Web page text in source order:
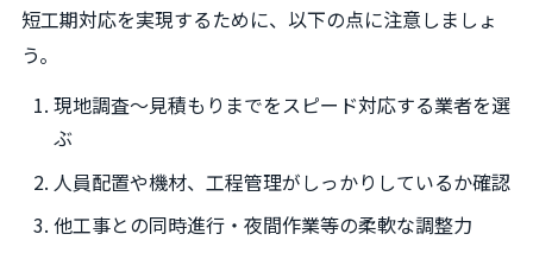
短工期対応を実現するために、以下の点に注意しましょ
う。
現地調査～見積もりまでをスピード対応する業者を選
ぶ
人員配置や機材、工程管理がしっかりしているか確認
他工事との同時進行・夜間作業等の柔軟な調整力